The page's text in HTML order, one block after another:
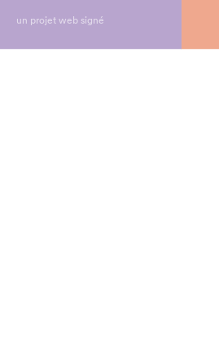
un projet web signé